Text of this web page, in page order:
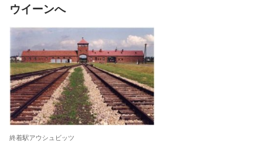
ウイーンへ
終着駅アウシュビッツ